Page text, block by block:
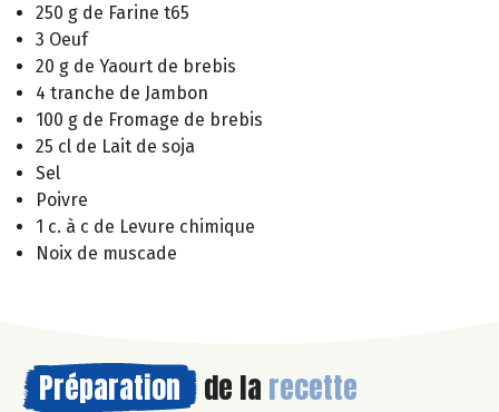
250 g de Farine t65
3 Oeuf
20 g de Yaourt de brebis
4 tranche de Jambon
100 g de Fromage de brebis
25 cl de Lait de soja
Sel
Poivre
1 c. à c de Levure chimique
Noix de muscade
Préparation de la recette